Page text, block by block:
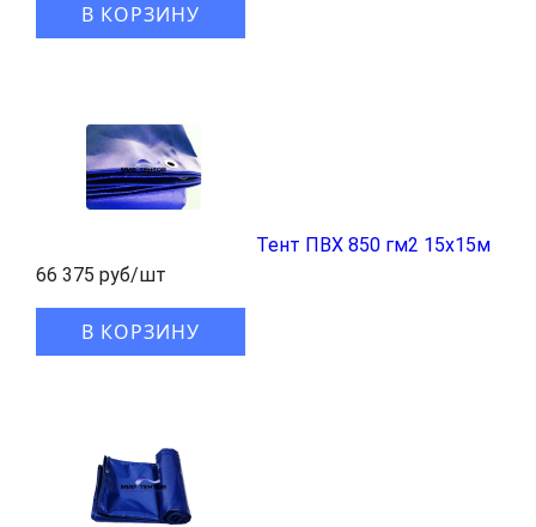
В КОРЗИНУ
Тент ПВХ 850 гм2 15x15м
66 375 руб/шт
В КОРЗИНУ